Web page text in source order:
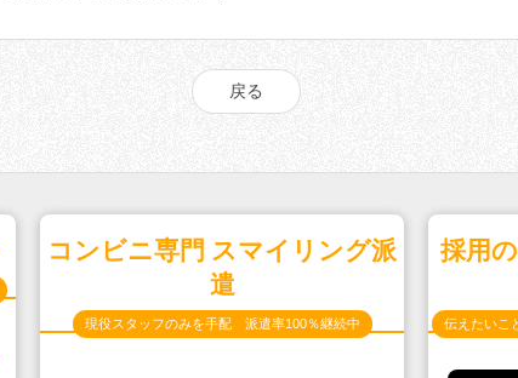
戻る
コンビニ専門 スマイリング派
遣
現役スタッフのみを手配 派遣率100％継続中
採用
伝えたいこ